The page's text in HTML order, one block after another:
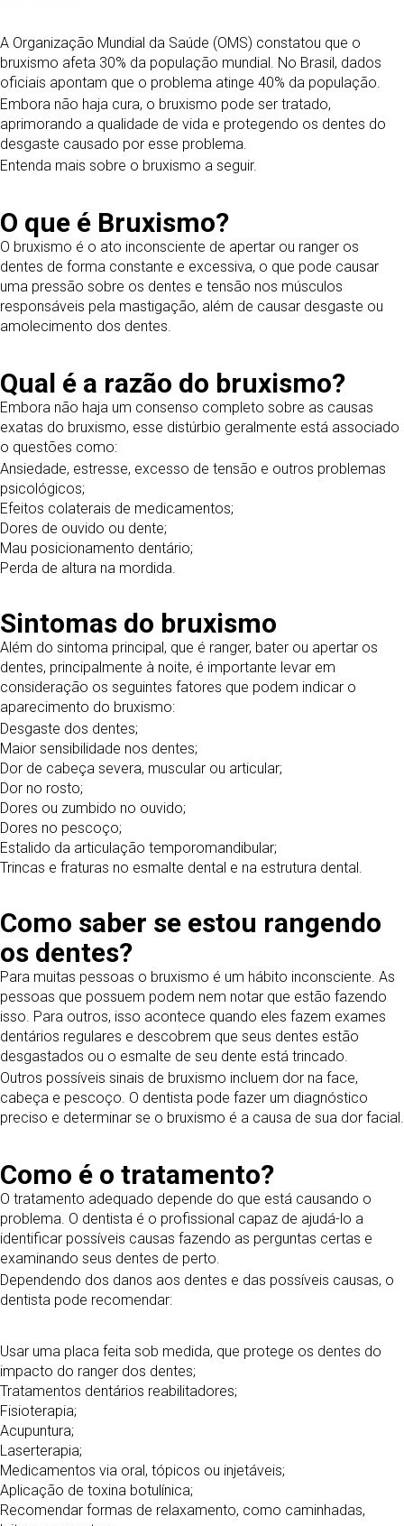
A Organização Mundial da Saúde (OMS) constatou que o
bruxismo afeta 30% da população mundial. No Brasil, dados
oficiais apontam que o problema atinge 40% da população.
Embora não haja cura, o bruxismo pode ser tratado,
aprimorando a qualidade de vida e protegendo os dentes do
desgaste causado por esse problema.
Entenda mais sobre o bruxismo a seguir.
O que é Bruxismo?
O bruxismo é o ato inconsciente de apertar ou ranger os
dentes de forma constante e excessiva, o que pode causar
uma pressão sobre os dentes e tensão nos músculos
responsáveis pela mastigação, além de causar desgaste ou
amolecimento dos dentes.
Qual é a razão do bruxismo?
Embora não haja um consenso completo sobre as causas
exatas do bruxismo, esse distúrbio geralmente está associado
o questões como:
Ansiedade, estresse, excesso de tensão e outros problemas
psicológicos;
Efeitos colaterais de medicamentos;
Dores de ouvido ou dente;
Mau posicionamento dentário;
Perda de altura na mordida.
Sintomas do bruxismo
Além do sintoma principal, que é ranger, bater ou apertar os
dentes, principalmente à noite, é importante levar em
consideração os seguintes fatores que podem indicar o
aparecimento do bruxismo:
Desgaste dos dentes;
Maior sensibilidade nos dentes;
Dor de cabeça severa, muscular ou articular;
Dor no rosto;
Dores ou zumbido no ouvido;
Dores no pescoço;
Estalido da articulação temporomandibular;
Trincas e fraturas no esmalte dental e na estrutura dental.
Como saber se estou rangendo
os dentes?
Para muitas pessoas o bruxismo é um hábito inconsciente. As
pessoas que possuem podem nem notar que estão fazendo
isso. Para outros, isso acontece quando eles fazem exames
dentários regulares e descobrem que seus dentes estão
desgastados ou o esmalte de seu dente está trincado.
Outros possíveis sinais de bruxismo incluem dor na face,
cabeça e pescoço. O dentista pode fazer um diagnóstico
preciso e determinar se o bruxismo é a causa de sua dor facial.
Como é o tratamento?
O tratamento adequado depende do que está causando o
problema. O dentista é o profissional capaz de ajudá-lo a
identificar possíveis causas fazendo as perguntas certas e
examinando seus dentes de perto.
Dependendo dos danos aos dentes e das possíveis causas, o
dentista pode recomendar:
Usar uma placa feita sob medida, que protege os dentes do
impacto do ranger dos dentes;
Tratamentos dentários reabilitadores;
Fisioterapia;
Acupuntura;
Laserterapia;
Medicamentos via oral, tópicos ou injetáveis;
Aplicação de toxina botulínica;
Recomendar formas de relaxamento, como caminhadas,